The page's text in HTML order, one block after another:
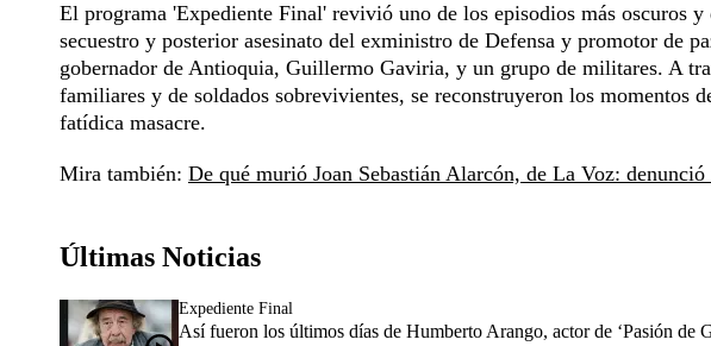
El programa 'Expediente Final' revivió uno de los episodios más oscuros
secuestro y posterior asesinato del exministro de Defensa y promotor de
gobernador de Antioquia, Guillermo Gaviria, y un grupo de militares. A
familiares y de soldados sobrevivientes, se reconstruyeron los momentos
fatídica masacre.
Mira también: De qué murió Joan Sebastián Alarcón, de La Voz:
Últimas Noticias
Expediente Final
Así fueron los últimos días de Humberto Arango, actor de ‘Pasión de